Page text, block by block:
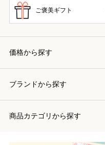
ご褒美ギフト
価格から探す
ブランドから探す
商品カテゴリから探す